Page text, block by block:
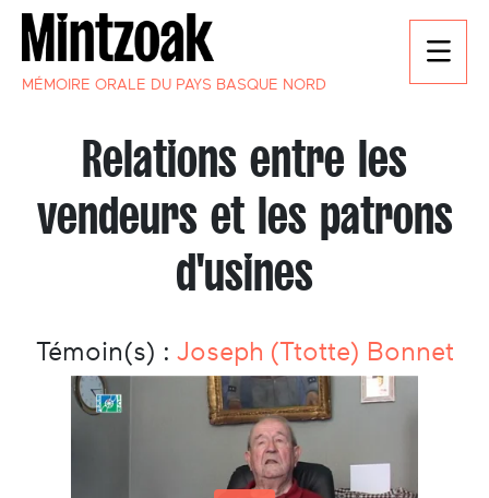
MÉMOIRE ORALE DU PAYS BASQUE NORD
Relations entre les
vendeurs et les patrons
d'usines
Témoin(s) : Joseph (Ttotte) Bonnet